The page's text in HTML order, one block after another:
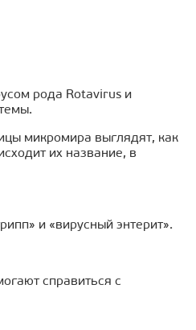
рода Rotavirus и
микромира выглядят, как
их название, в
и «вирусный энтерит».
справиться с